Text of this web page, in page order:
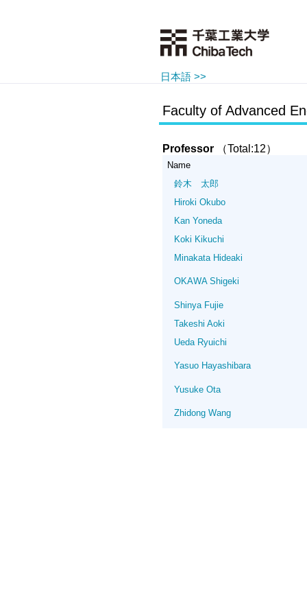
日本語 >>
Faculty of Advanced
Professor （Total:12）
Name
鈴木 太郎
Hiroki Okubo
Kan Yoneda
Koki Kikuchi
Minakata Hideaki
OKAWA Shigeki
Shinya Fujie
Takeshi Aoki
Ueda Ryuichi
Yasuo Hayashibara
Yusuke Ota
Zhidong Wang